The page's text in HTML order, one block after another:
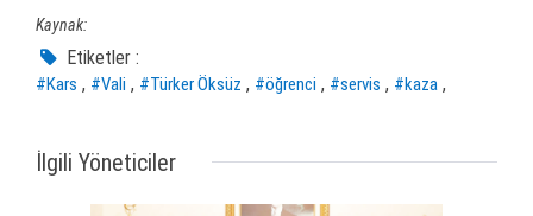
Kaynak:
Etiketler :
#Kars , #Vali , #Türker Öksüz , #öğrenci , #servis , #kaza ,
İlgili Yöneticiler